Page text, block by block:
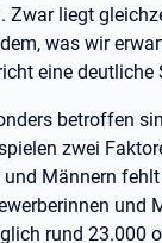
Zwar liegt
was wir
eine deutliche
betroffen
zwei
Männern
und
rund 23.000